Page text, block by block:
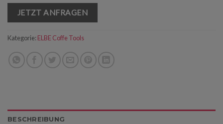
JETZT ANFRAGEN
Kategorie: ELBE Coffe Tools
BESCHREIBUNG